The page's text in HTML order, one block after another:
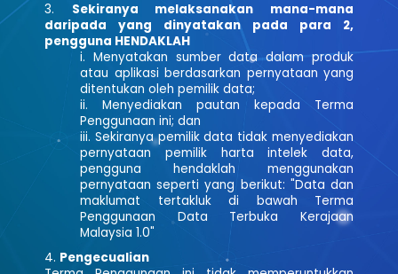
Sekiranya melaksanakan mana-mana
daripada yang dinyatakan pada para 2,
pengguna HENDAKLAH
Menyatakan sumber data dalam produk
atau aplikasi berdasarkan pernyataan yang
ditentukan oleh pemilik data;
Menyediakan pautan kepada Terma
Penggunaan ini; dan
Sekiranya pemilik data tidak menyediakan
pernyataan pemilik harta intelek data,
pengguna hendaklah menggunakan
pernyataan seperti yang berikut: "Data dan
maklumat tertakluk di bawah Terma
Penggunaan Data Terbuka Kerajaan
Malaysia 1.0"
Pengecualian